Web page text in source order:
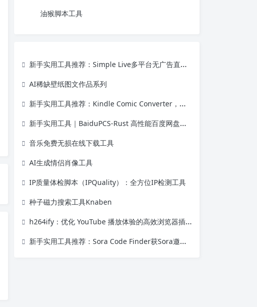
油猴脚本工具
新手实用工具推荐：Simple Live多平台无广告直播聚合工具
AI稀缺壁纸图文作品系列
新手实用工具推荐：Kindle Comic Converter，让漫画轻松适配电子墨水屏
新手实用工具｜BaiduPCS-Rust 高性能百度网盘第三方客户端教程
音乐免费无损在线下载工具
AI生成情侣肖像工具
IP质量体检脚本（IPQuality）：全方位IP检测工具
种子磁力搜索工具Knaben
h264ify：优化 YouTube 播放体验的高效浏览器插件
新手实用工具推荐：Sora Code Finder获Sora邀请码